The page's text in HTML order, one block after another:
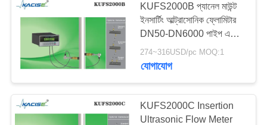
সাইট
নীতি
KUFS2000B প্যানেল মাউন্ট
ইনসার্টিং আল্ট্রাসোনিক ফ্লোমিটার
DN50-DN6000 পাইপ এবং
RS485 MODBUS
ইন্টারফেসের জন্য ± 1% নির্ভুলতার
274~316USD/pc MOQ:1
যোগাযোগ
KUFS2000C Insertion
Ultrasonic Flow Meter